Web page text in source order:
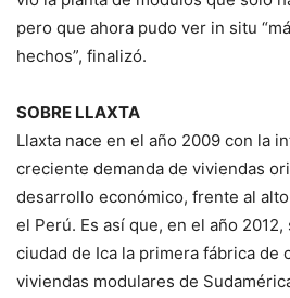
pero que ahora pudo ver in situ
hechos”, finalizó.
SOBRE LLAXTA
Llaxta nace en el año 2009 con la
creciente demanda de viviendas
desarrollo económico, frente al
el Perú. Es así que, en el año
ciudad de Ica la primera fábrica de
viviendas modulares de